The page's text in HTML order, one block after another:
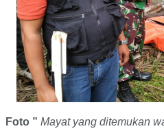
Foto ” Mayat yang ditemukan